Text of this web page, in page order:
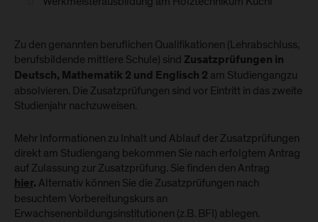
Zu den genannten beruflichen Qualifikationen (Lehrabschluss,
berufsbildende mittlere Schule) sind Zusatzprüfungen in
Deutsch, Mathematik 2 und Englisch 2 am Studiengangzu
absolvieren. Die Zusatzprüfungen sind vor Eintritt in das zweite
Studienjahr nachzuweisen.
Mehr Informationen zu Inhalt und Ablauf der Zusatzprüfungen
direkt am Studiengang bekommen Sie nach erfolgtem Antrag
auf Zulassung zur Zusatzprüfung. Sie finden den Antrag
hier. Alternativ können Sie die Zusatzprüfungen nach
besuchtem Vorbereitungskurs an
Erwachsenenbildungsinstitutionen (z.B. BFI) ablegen.